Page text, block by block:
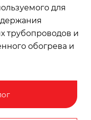
для
трубопроводов и
обогрева и